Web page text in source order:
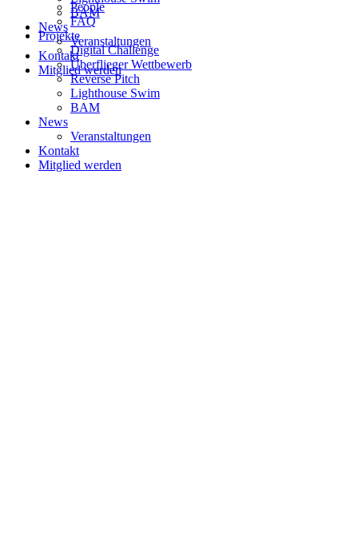
People
FAQ
Projekte
Digital Challenge
Überflieger Wettbewerb
Reverse Pitch
Lighthouse Swim
BAM
News
Veranstaltungen
Kontakt
Mitglied werden
BAM
News
Veranstaltungen
Kontakt
Mitglied werden